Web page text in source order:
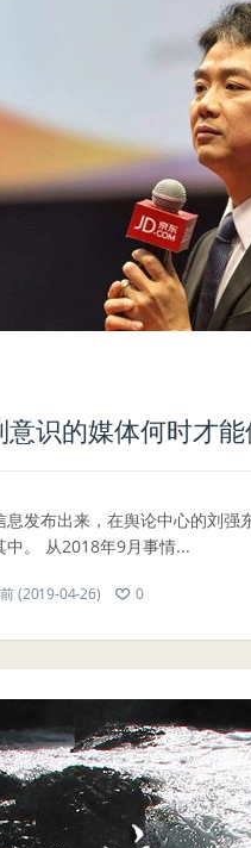
识的媒体何时才能
发布出来，在舆论中心的刘
。 从2018年9月事情...
(2019-04-26) 0